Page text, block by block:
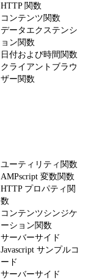
HTTP 関数
コンテンツ関数
データエクステンシ
ョン関数
日付および時間関数
クライアントブラウ
ザー関数
ユーティリティ関数
AMPscript 変数関数
HTTP プロパティ関
数
コンテンツシンジケ
ーション関数
サーバーサイド
Javascript サンプルコ
ード
サーバーサイド